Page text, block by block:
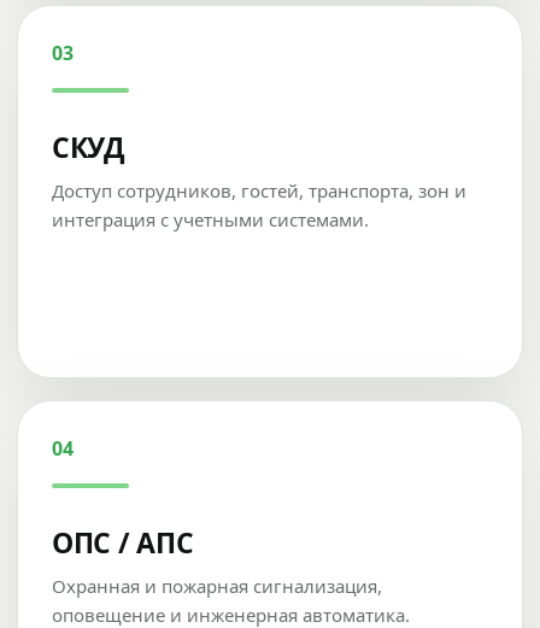
03
СКУД
Доступ сотрудников, гостей, транспорта, зон и
интеграция с учетными системами.
04
ОПС / АПС
Охранная и пожарная сигнализация,
оповещение и инженерная автоматика.